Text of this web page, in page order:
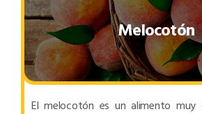
Melocotón
El melocotón es un alimento